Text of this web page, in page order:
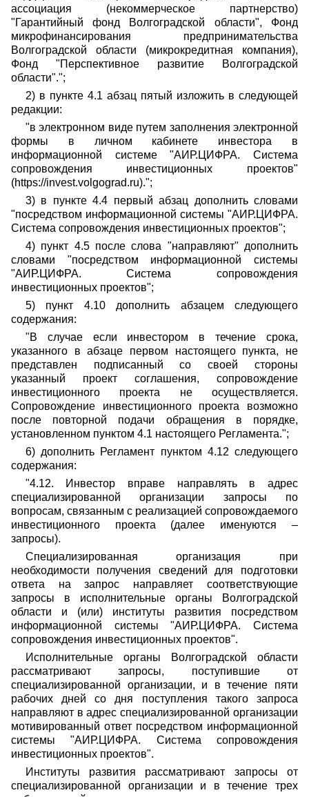
ассоциация (некоммерческое партнерство)
"Гарантийный фонд Волгоградской области", Фонд
микрофинансирования предпринимательства
Волгоградской области (микрокредитная компания),
Фонд "Перспективное развитие Волгоградской
области".";
2) в пункте 4.1 абзац пятый изложить в следующей
редакции:
"в электронном виде путем заполнения электронной
формы в личном кабинете инвестора в
информационной системе "АИР.ЦИФРА. Система
сопровождения инвестиционных проектов"
(https://invest.volgograd.ru).";
3) в пункте 4.4 первый абзац дополнить словами
"посредством информационной системы "АИР.ЦИФРА.
Система сопровождения инвестиционных проектов";
4) пункт 4.5 после слова "направляют" дополнить
словами "посредством информационной системы
"АИР.ЦИФРА. Система сопровождения
инвестиционных проектов";
5) пункт 4.10 дополнить абзацем следующего
содержания:
"В случае если инвестором в течение срока,
указанного в абзаце первом настоящего пункта, не
представлен подписанный со своей стороны
указанный проект соглашения, сопровождение
инвестиционного проекта не осуществляется.
Сопровождение инвестиционного проекта возможно
после повторной подачи обращения в порядке,
установленном пунктом 4.1 настоящего Регламента.";
6) дополнить Регламент пунктом 4.12 следующего
содержания:
"4.12. Инвестор вправе направлять в адрес
специализированной организации запросы по
вопросам, связанным с реализацией сопровождаемого
инвестиционного проекта (далее именуются –
запросы).
Специализированная организация при
необходимости получения сведений для подготовки
ответа на запрос направляет соответствующие
запросы в исполнительные органы Волгоградской
области и (или) институты развития посредством
информационной системы "АИР.ЦИФРА. Система
сопровождения инвестиционных проектов".
Исполнительные органы Волгоградской области
рассматривают запросы, поступившие от
специализированной организации, и в течение пяти
рабочих дней со дня поступления такого запроса
направляют в адрес специализированной организации
мотивированный ответ посредством информационной
системы "АИР.ЦИФРА. Система сопровождения
инвестиционных проектов".
Институты развития рассматривают запросы от
специализированной организации и в течение трех